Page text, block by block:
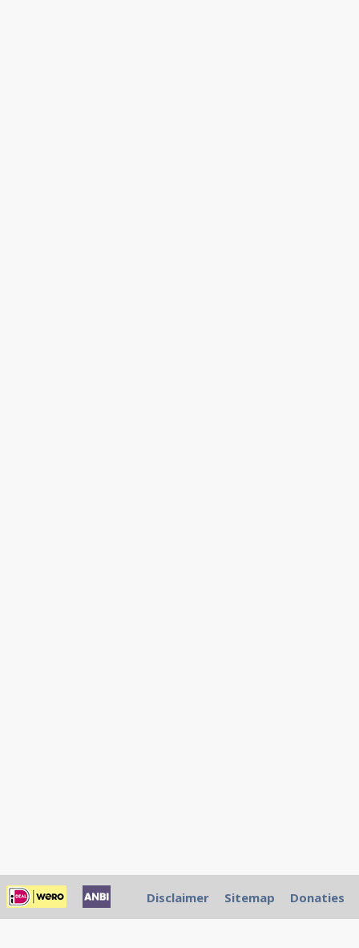
Disclaimer Sitemap Donaties